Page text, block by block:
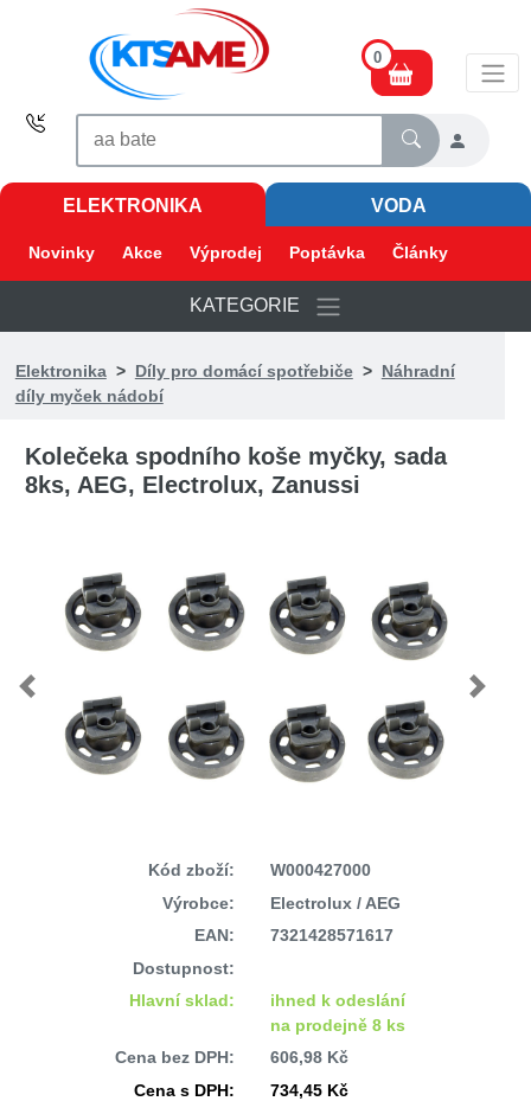
0
ELEKTRONIKA VODA
Novinky Akce Výprodej Poptávka Články
KATEGORIE
Elektronika> Díly pro domácí spotřebiče> Náhradní
díly myček nádobí
Kolečeka spodního koše myčky, sada
8ks, AEG, Electrolux, Zanussi
Previous Next
Kód zboží:
W000427000
Výrobce:
Electrolux / AEG
EAN:
7321428571617
Dostupnost:
Hlavní sklad:
ihned k odeslání
na prodejně 8 ks
Cena bez DPH:
606,98 Kč
Cena s DPH:
734,45 Kč